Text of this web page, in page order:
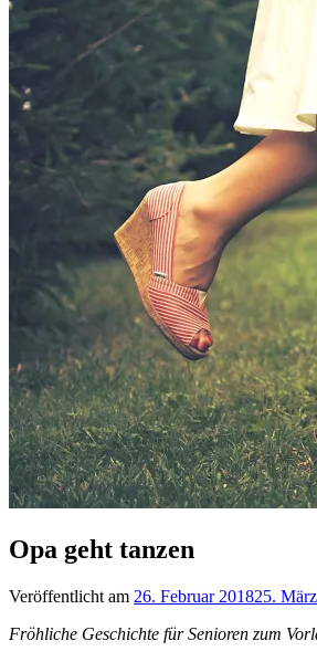
Opa geht tanzen
Veröffentlicht am 26. Februar 201825.
Fröhliche Geschichte für Senioren zum